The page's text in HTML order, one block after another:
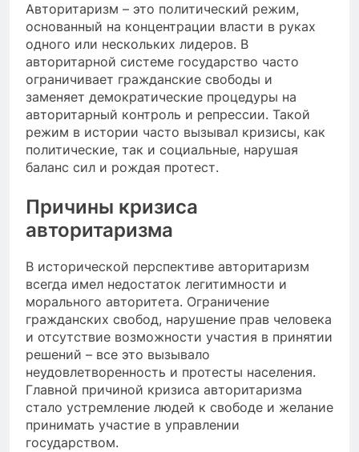
Авторитаризм – это политический режим,
основанный на концентрации власти в руках
одного или нескольких лидеров. В
авторитарной системе государство часто
ограничивает гражданские свободы и
заменяет демократические процедуры на
авторитарный контроль и репрессии. Такой
режим в истории часто вызывал кризисы, как
политические, так и социальные, нарушая
баланс сил и рождая протест.
Причины кризиса
авторитаризма
В исторической перспективе авторитаризм
всегда имел недостаток легитимности и
морального авторитета. Ограничение
гражданских свобод, нарушение прав человека
и отсутствие возможности участия в принятии
решений – все это вызывало
неудовлетворенность и протесты населения.
Главной причиной кризиса авторитаризма
стало устремление людей к свободе и желание
принимать участие в управлении
государством.